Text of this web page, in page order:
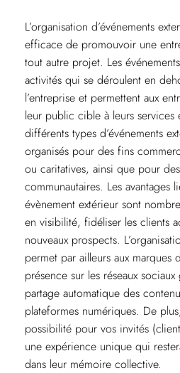
L’organisation d’événements
efficace de promouvoir une
tout autre projet. Les
activités qui se déroulent en
l’entreprise et permettent aux
leur public cible à leurs
différents types d’événements
organisés pour des fins
ou caritatives, ainsi que pour
communautaires. Les avantages
évènement extérieur sont
en visibilité, fidéliser les clients
nouveaux prospects.
permet par ailleurs aux marques
présence sur les réseaux
partage automatique des
plateformes numériques. De
possibilité pour vos invités
une expérience unique qui
dans leur mémoire collective.